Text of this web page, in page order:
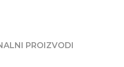
PROIZVODI